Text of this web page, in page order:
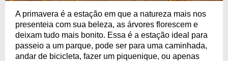
A primavera é a estação em que a natureza mais nos
presenteia com sua beleza, as árvores florescem e
deixam tudo mais bonito. Essa é a estação ideal para
passeio a um parque, pode ser para uma caminhada,
andar de bicicleta, fazer um piquenique, ou apenas